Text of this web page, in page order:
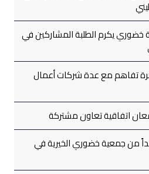
يكرم الطلبة المشاركين في
تفاهم مع عدة شركات أعمال
اتفاقية تعاون مشتركة
من جمعية خضوري الخيرية في